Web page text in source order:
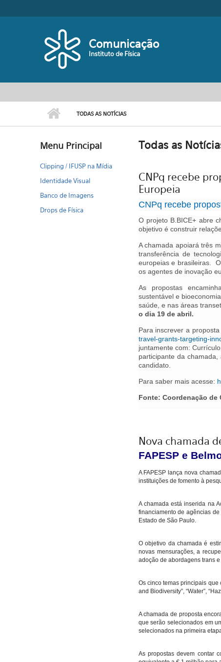
Comunicação
Instituto de Física
TODAS AS NOTÍCIAS
Menu Principal
Clipping / IFUSP na Mídia
Identidade Visual
Banco de Imagens
Drops de Física
Todas as
CNPq recebe
Europeia
CNPq recebe
O projeto B.BICE+ abre
objetivo é construir
A chamada apoiará três
transferência de
europeias e brasileiras.
os agentes de inovação
As propostas
sustentável e
saúde, e nas áreas
o dia 19 de abril.
Para inscrever a
travel-grants-targeting-
juntamente com:
participante da
candidato.
Para saber mais acesse:
Fonte: Coordenação de
Nova chamada
FAPESP e
A FAPESP lança nova
instituições de fomento à
A chamada está inserida na
financiamento de agências
Estado de São Paulo.
O objetivo da chamada é
novas mensurações, a
adoção de abordagens trans
Os cinco temas principais que
and Biodiversity”, “Water”,
A chamada de proposta
que serão selecionados em
selecionados na primeira
As propostas devem contar